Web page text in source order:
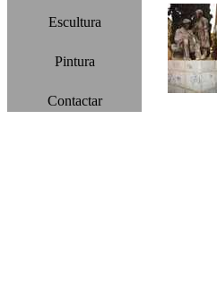
Escultura
Pintura
Contactar